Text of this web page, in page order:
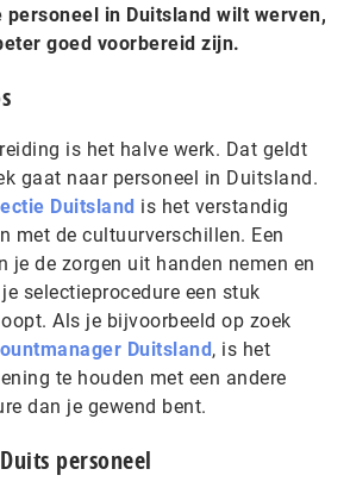
in Duitsland wilt werven,
goed voorbereid zijn.
is het halve werk. Dat geldt
gaat naar personeel in Duitsland.
Duitsland is het verstandig
met de cultuurverschillen. Een
je de zorgen uit handen nemen en
selectieprocedure een stuk
Als je bijvoorbeeld op zoek
Duitsland , is het
te houden met een andere
dan je gewend bent.
personeel